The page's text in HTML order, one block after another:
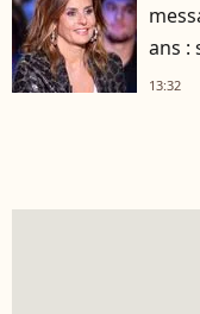
ans :
13:32